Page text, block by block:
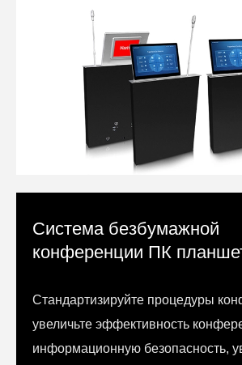
Система безбумажной
конференции ПК
Стандартизируйте процедуры
увеличьте эффективность
информационную безопасность,